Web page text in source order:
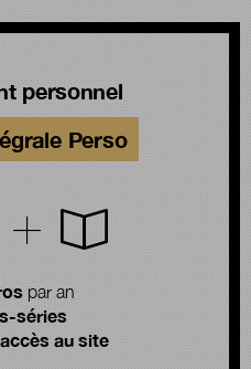
personnel
Perso
par an
séries
au site